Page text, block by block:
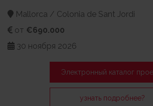
Mallorca / Colonia de Sant Jordi
от €690.000
30 ноября 2026
Электронный каталог
узнать подробнее?